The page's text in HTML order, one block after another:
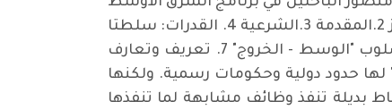
وشمال أفريقيا، أي الوطن العربي. يتضمن التقرير الصادر بتاريخ أيلول العام 2019 الفصول التالية: 1.الموجز 2.المقدمة 3.الشرعية 4. القدرات: سلطتا
البيروقراطية والأمر الواقع 5.السلطة عندما تلتقي الشرعية مع القدرات 6. الاستنتاج: صوب ممارسة اسلوب "الوسط - الخروج" 7. تعريف وتعارف
لها حدود دولية وحكومات رسمية. ولكنها
بديلة تنفذ وظائف مشابهة لما تنفذها